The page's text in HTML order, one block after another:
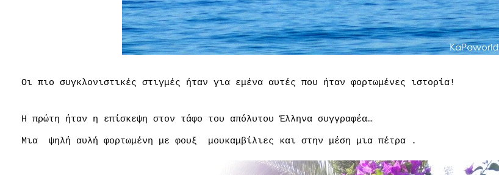
Οι πιο συγκλονιστικές στιγμές ήταν για εμένα αυτές που ήταν φορτωμένες ιστορία!
Η πρώτη ήταν η επίσκεψη στον τάφο του απόλυτου Έλληνα συγγραφέα…
Μια ψηλή αυλή φορτωμένη με φουξ μουκαμβίλιες και στην μέση μια πέτρα .